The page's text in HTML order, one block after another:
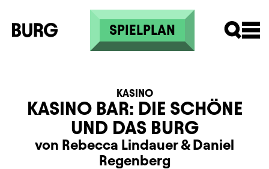
Skip to main content
SPIELPLAN
KASINO BAR: DIE SCHÖNE
UND DAS BURG
KASINO
von Rebecca Lindauer&Daniel
Regenberg